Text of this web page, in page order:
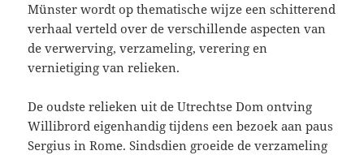
Münster wordt op thematische wijze een schitterend
verhaal verteld over de verschillende aspecten van
de verwerving, verzameling, verering en
vernietiging van relieken.
De oudste relieken uit de Utrechtse Dom ontving
Willibrord eigenhandig tijdens een bezoek aan paus
Sergius in Rome. Sindsdien groeide de verzameling